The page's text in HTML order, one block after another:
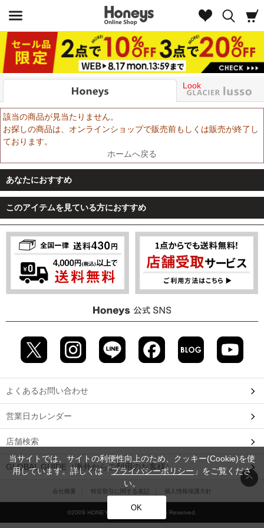
Look
該当の商品が見当たりません。
お探しの商品は、オンラインショップで販売前もしくは販売が終了し
ております。
ホームへ戻る
あなたにおすすめ
このアイテムを見ている方におすすめ
よくあるお問い合わせ
営業日カレンダー
店舗検索
GLOBAL GUIDE（海外からご利用のお客様）
会社概要 特定取引に関する表記 個人情報保護方針
©2009 HONEYS CO., LTD. All Rights Reserved.
当サイトでは、サイトの利便性向上のため、クッキー(Cookie)を使
用しています。詳しくは「プライバシーポリシー 」をご覧くださ
い。
OK